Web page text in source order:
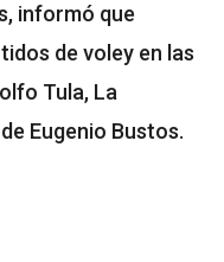
informó que
de voley en las
Tula, La
Eugenio Bustos.